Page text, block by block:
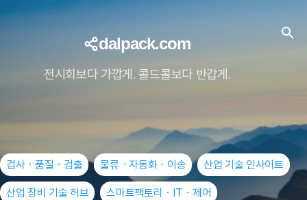
dalpack.com
전시회보다 가깝게. 콜드콜보다 반갑게.
검사・품질・검출 물류・자동화・이송 산업 기술 인사이트
산업 장비 기술 허브 스마트팩토리・IT・제어